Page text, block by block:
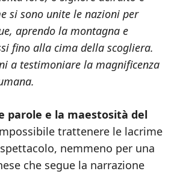
si sono unite le nazioni per
aprendo la montagna e
fino alla cima della scogliera.
a testimoniare la magnificenza
parole e la maestosità del
trattenere le lacrime
nemmeno per una
che segue la narrazione